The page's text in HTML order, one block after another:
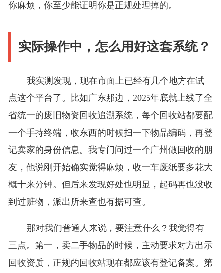
你麻烦，你至少能证明你是正规处理掉的。
实际操作中，怎么用好这套系统？
我实测发现，现在市面上已经有几个地方在试
点这个平台了。比如广东那边，2025年底就上线了全
省统一的废旧物资回收追溯系统，每个回收站都要配
一个手持终端，收东西的时候扫一下物品编码，再登
记卖家的身份信息。我专门问过一个广州做回收的朋
友，他说刚开始确实觉得麻烦，收一车废纸要多花大
概十来分钟。但后来发现好处也明显，起码再也没收
到过赃物，派出所来查也有据可查。
那对我们普通人来说，要注意什么？我觉得有
三点。第一，卖二手物品的时候，主动要求对方出示
回收资质，正规的回收站现在都应该有登记备案。第